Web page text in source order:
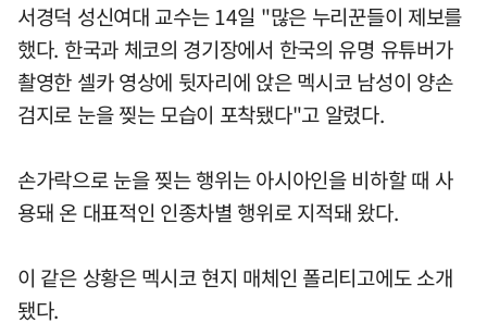
서경덕 성신여대 교수는 14일 "많은 누리꾼들이 제보를
했다. 한국과 체코의 경기장에서 한국의 유명 유튜버가
촬영한 셀카 영상에 뒷자리에 앉은 멕시코 남성이 양손
검지로 눈을 찢는 모습이 포착됐다"고 알렸다.
손가락으로 눈을 찢는 행위는 아시아인을 비하할 때 사
용돼 온 대표적인 인종차별 행위로 지적돼 왔다.
이 같은 상황은 멕시코 현지 매체인 폴리티고에도 소개
됐다.